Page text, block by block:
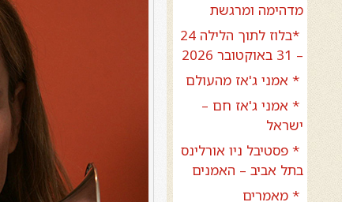
מדהימה ומרגשת
*בלוז לתוך הלילה 24
– 31 באוקטובר 2026
* אמני ג'אז מהעולם
* אמני ג'אז חם –
ישראל
* פסטיבל ניו אורלינס
בתל אביב – האמנים
* מאמרים